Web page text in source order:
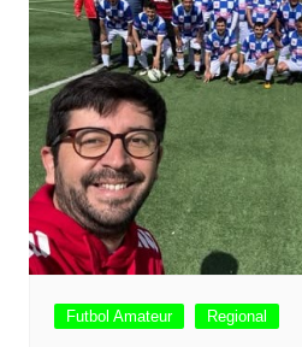
Futbol Amateur Regional